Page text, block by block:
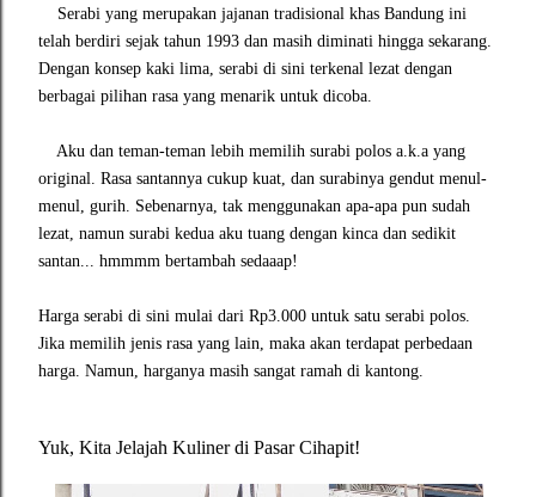
Serabi yang merupakan jajanan tradisional khas Bandung ini
telah berdiri sejak tahun 1993 dan masih diminati hingga sekarang.
Dengan konsep kaki lima, serabi di sini terkenal lezat dengan
berbagai pilihan rasa yang menarik untuk dicoba.
Aku dan teman-teman lebih memilih surabi polos a.k.a yang
original. Rasa santannya cukup kuat, dan surabinya gendut menul-
menul, gurih. Sebenarnya, tak menggunakan apa-apa pun sudah
lezat, namun surabi kedua aku tuang dengan kinca dan sedikit
santan... hmmmm bertambah sedaaap!
Harga serabi di sini mulai dari Rp3.000 untuk satu serabi polos.
Jika memilih jenis rasa yang lain, maka akan terdapat perbedaan
harga. Namun, harganya masih sangat ramah di kantong.
Yuk, Kita Jelajah Kuliner di Pasar Cihapit!